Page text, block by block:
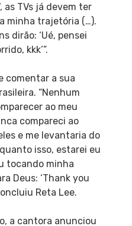
as TVs já devem ter
minha trajetória (…).
dirão: ‘Ué, pensei
kkk’”.
comentar a sua
“Nenhum
ao meu
compareci ao
e me levantaria do
isso, estarei eu
tocando minha
Deus: ‘Thank you
Reta Lee.
a cantora anunciou